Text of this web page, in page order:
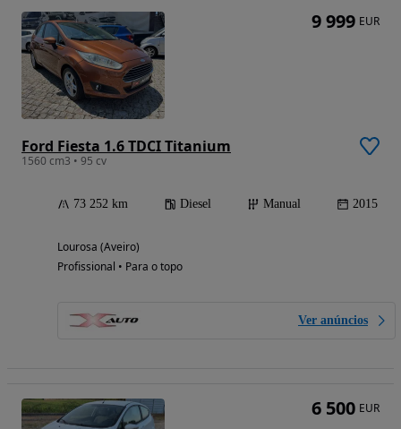
Ford Fiesta 1.6 TDCI Titanium
1560 cm3 • 95 cv
73 252 km Diesel Manual 2015
Lourosa (Aveiro)
Profissional • Para o topo
Ver anúncios
9 999 EUR
6 500 EUR